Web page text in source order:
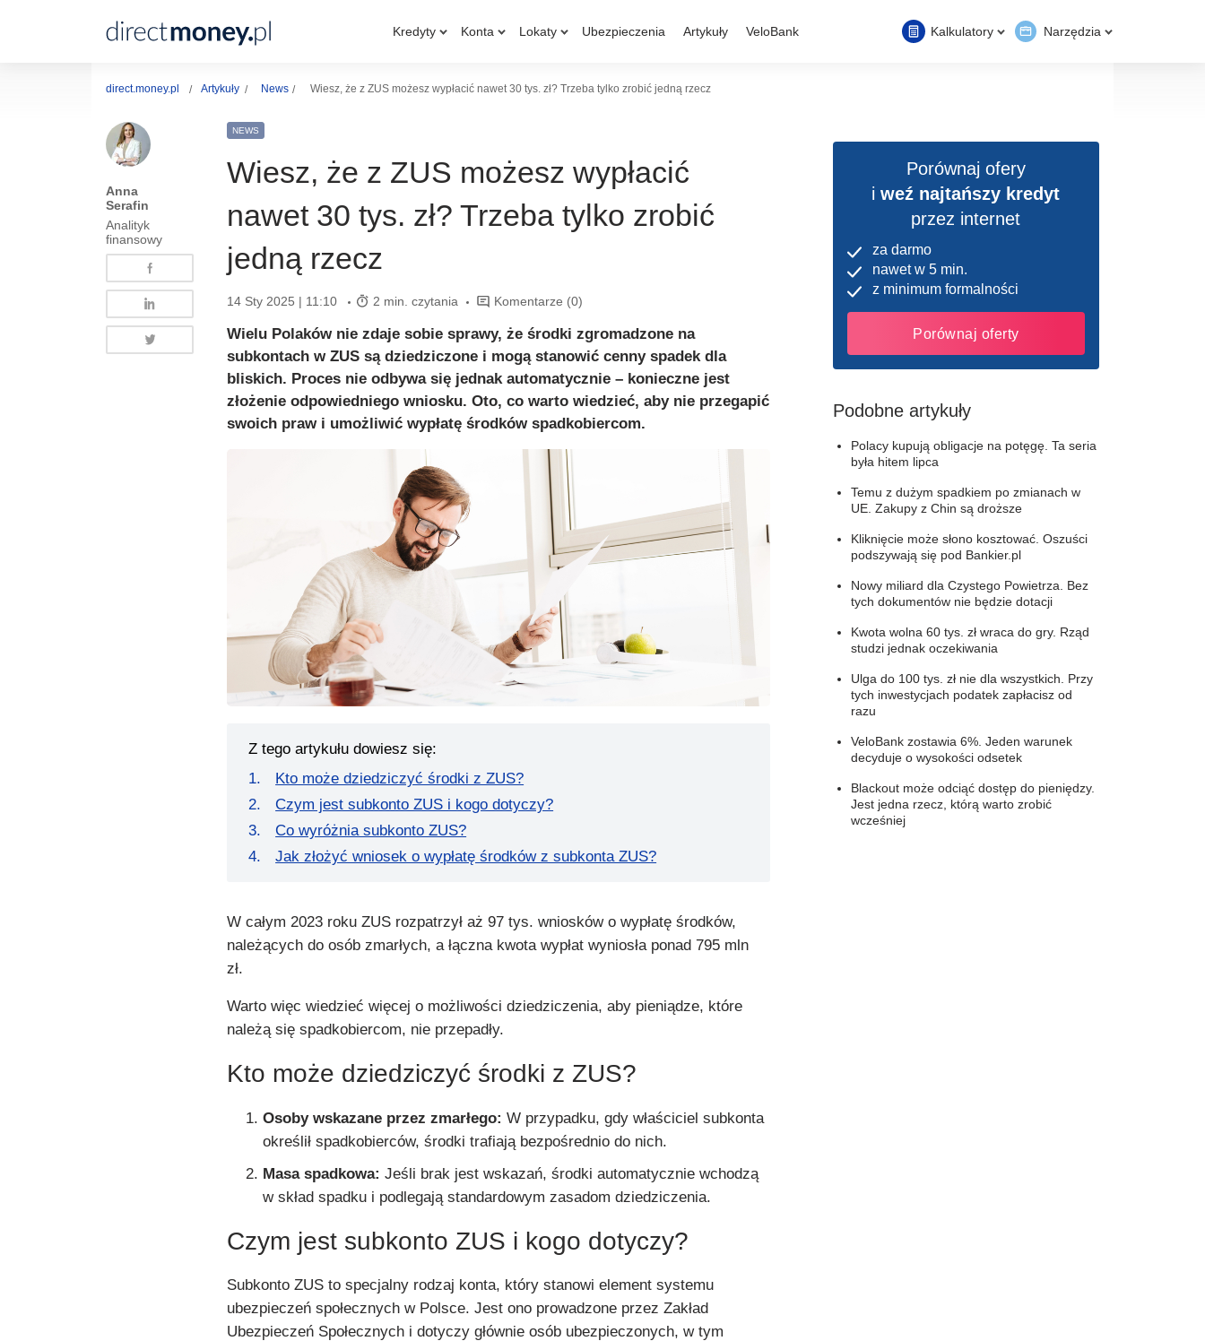
Kredyty Konta Lokaty Ubezpieczenia Artykuły VeloBank Kalkulatory Narzędzia
direct.money.pl Artykuły News Wiesz, że z ZUS możesz wypłacić nawet 30 tys. zł? Trzeba tylko zrobić jedną rzecz
Anna
Serafin
Analityk
finansowy
NEWS
Wiesz, że z ZUS możesz wypłacić
nawet 30 tys. zł? Trzeba tylko zrobić
jedną rzecz
14 Sty 2025 | 11:10 2 min. czytania Komentarze (0)
Wielu Polaków nie zdaje sobie sprawy, że środki zgromadzone na
subkontach w ZUS są dziedziczone i mogą stanowić cenny spadek dla
bliskich. Proces nie odbywa się jednak automatycznie – konieczne jest
złożenie odpowiedniego wniosku. Oto, co warto wiedzieć, aby nie przegapić
swoich praw i umożliwić wypłatę środków spadkobiercom.
Z tego artykułu dowiesz się:
Kto może dziedziczyć środki z ZUS?
Czym jest subkonto ZUS i kogo dotyczy?
Co wyróżnia subkonto ZUS?
Jak złożyć wniosek o wypłatę środków z subkonta ZUS?
W całym 2023 roku ZUS rozpatrzył aż 97 tys. wniosków o wypłatę środków,
należących do osób zmarłych, a łączna kwota wypłat wyniosła ponad 795 mln
zł.
Warto więc wiedzieć więcej o możliwości dziedziczenia, aby pieniądze, które
należą się spadkobiercom, nie przepadły.
Kto może dziedziczyć środki z ZUS?
Osoby wskazane przez zmarłego: W przypadku, gdy właściciel subkonta
określił spadkobierców, środki trafiają bezpośrednio do nich.
Masa spadkowa: Jeśli brak jest wskazań, środki automatycznie wchodzą
w skład spadku i podlegają standardowym zasadom dziedziczenia.
Czym jest subkonto ZUS i kogo dotyczy?
Subkonto ZUS to specjalny rodzaj konta, który stanowi element systemu
ubezpieczeń społecznych w Polsce. Jest ono prowadzone przez Zakład
Ubezpieczeń Społecznych i dotyczy głównie osób ubezpieczonych, w tym
Porównaj ofery
iweź najtańszy kredyt
przez internet
za darmo
nawet w 5 min.
z minimum formalności
Porównaj oferty
Podobne artykuły
Polacy kupują obligacje na potęgę. Ta seria
była hitem lipca
Temu z dużym spadkiem po zmianach w
UE. Zakupy z Chin są droższe
Kliknięcie może słono kosztować. Oszuści
podszywają się pod Bankier.pl
Nowy miliard dla Czystego Powietrza. Bez
tych dokumentów nie będzie dotacji
Kwota wolna 60 tys. zł wraca do gry. Rząd
studzi jednak oczekiwania
Ulga do 100 tys. zł nie dla wszystkich. Przy
tych inwestycjach podatek zapłacisz od
razu
VeloBank zostawia 6%. Jeden warunek
decyduje o wysokości odsetek
Blackout może odciąć dostęp do pieniędzy.
Jest jedna rzecz, którą warto zrobić
wcześniej